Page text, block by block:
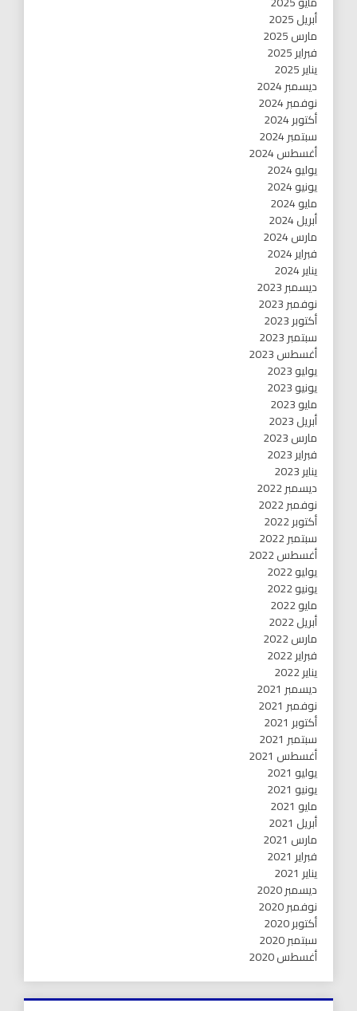
أبريل 2025
مارس 2025
فبراير 2025
يناير 2025
ديسمبر 2024
نوفمبر 2024
أكتوبر 2024
سبتمبر 2024
أغسطس 2024
يوليو 2024
يونيو 2024
مايو 2024
أبريل 2024
مارس 2024
فبراير 2024
يناير 2024
ديسمبر 2023
نوفمبر 2023
أكتوبر 2023
سبتمبر 2023
أغسطس 2023
يوليو 2023
يونيو 2023
مايو 2023
أبريل 2023
مارس 2023
فبراير 2023
يناير 2023
ديسمبر 2022
نوفمبر 2022
أكتوبر 2022
سبتمبر 2022
أغسطس 2022
يوليو 2022
يونيو 2022
مايو 2022
أبريل 2022
مارس 2022
فبراير 2022
يناير 2022
ديسمبر 2021
نوفمبر 2021
أكتوبر 2021
سبتمبر 2021
أغسطس 2021
يوليو 2021
يونيو 2021
مايو 2021
أبريل 2021
مارس 2021
فبراير 2021
يناير 2021
ديسمبر 2020
نوفمبر 2020
أكتوبر 2020
سبتمبر 2020
أغسطس 2020